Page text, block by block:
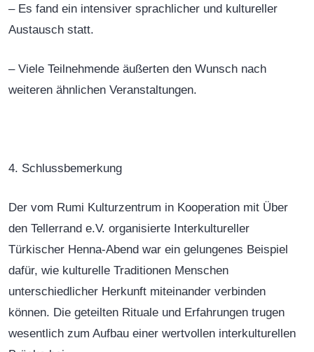
– Es fand ein intensiver sprachlicher und kultureller
Austausch statt.
– Viele Teilnehmende äußerten den Wunsch nach
weiteren ähnlichen Veranstaltungen.
4. Schlussbemerkung
Der vom Rumi Kulturzentrum in Kooperation mit Über
den Tellerrand e.V. organisierte Interkultureller
Türkischer Henna-Abend war ein gelungenes Beispiel
dafür, wie kulturelle Traditionen Menschen
unterschiedlicher Herkunft miteinander verbinden
können. Die geteilten Rituale und Erfahrungen trugen
wesentlich zum Aufbau einer wertvollen interkulturellen